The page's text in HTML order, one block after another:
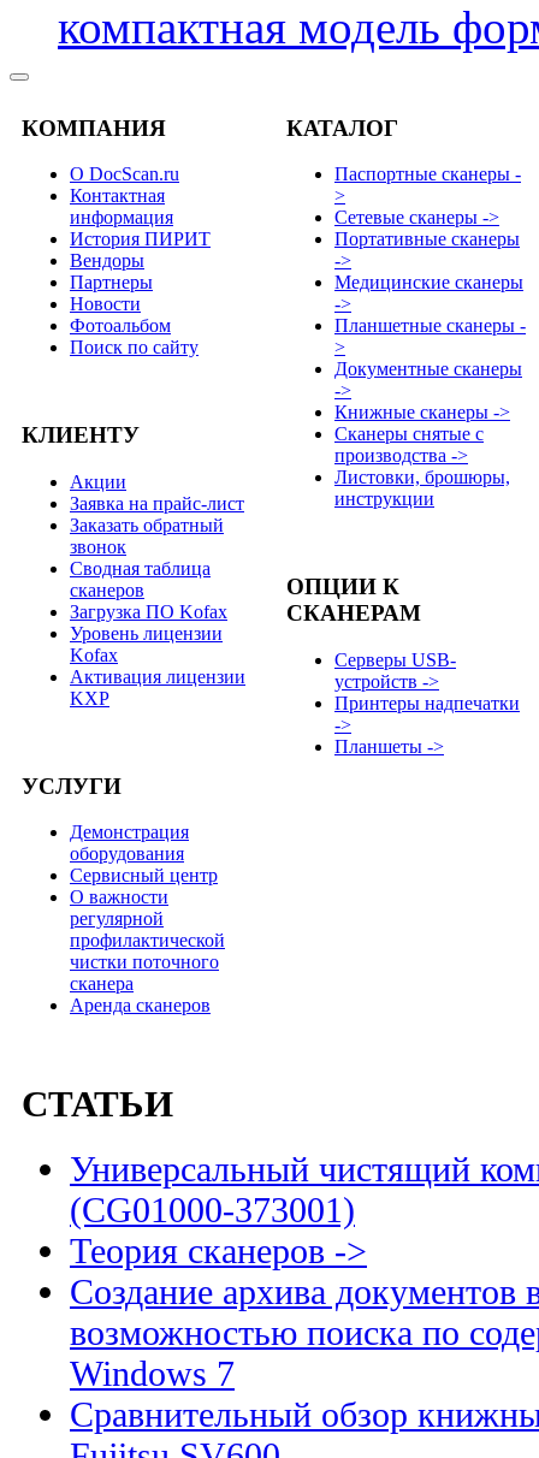
компактная модель
КОМПАНИЯ
О DocScan.ru
Контактная
информация
История ПИРИТ
Вендоры
Партнеры
Новости
Фотоальбом
Поиск по сайту
КЛИЕНТУ
Акции
Заявка на прайс-лист
Заказать обратный
звонок
Сводная таблица
сканеров
Загрузка ПО Kofax
Уровень лицензии
Kofax
Активация лицензии
KXP
УСЛУГИ
Демонстрация
оборудования
Сервисный центр
О важности
регулярной
профилактической
чистки поточного
сканера
Аренда сканеров
КАТАЛОГ
Паспортные сканеры -
>
Сетевые сканеры ->
Портативные сканеры
->
Медицинские сканеры
->
Планшетные сканеры -
>
Документные сканеры
->
Книжные сканеры ->
Сканеры снятые с
производства ->
Листовки, брошюры,
инструкции
ОПЦИИ К
СКАНЕРАМ
Серверы USB-
устройств ->
Принтеры надпечатки
->
Планшеты ->
СТАТЬИ
Универсальный чистящий
(CG01000-373001)
Теория сканеров ->
Создание архива документов
возможностью поиска по
Windows 7
Сравнительный обзор